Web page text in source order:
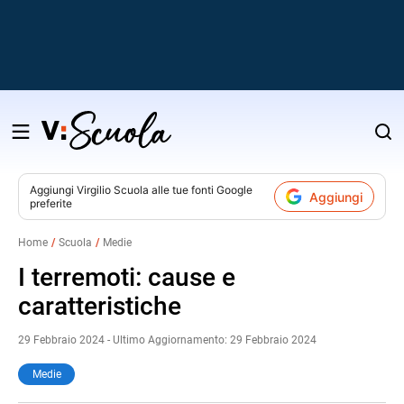
Salta
contenuto
Aggiungi Virgilio Scuola alle tue fonti Google
preferite
Aggiungi
Home Scuola Medie
I terremoti: cause e
caratteristiche
29 Febbraio 2024 - Ultimo Aggiornamento: 29 Febbraio 2024
Medie